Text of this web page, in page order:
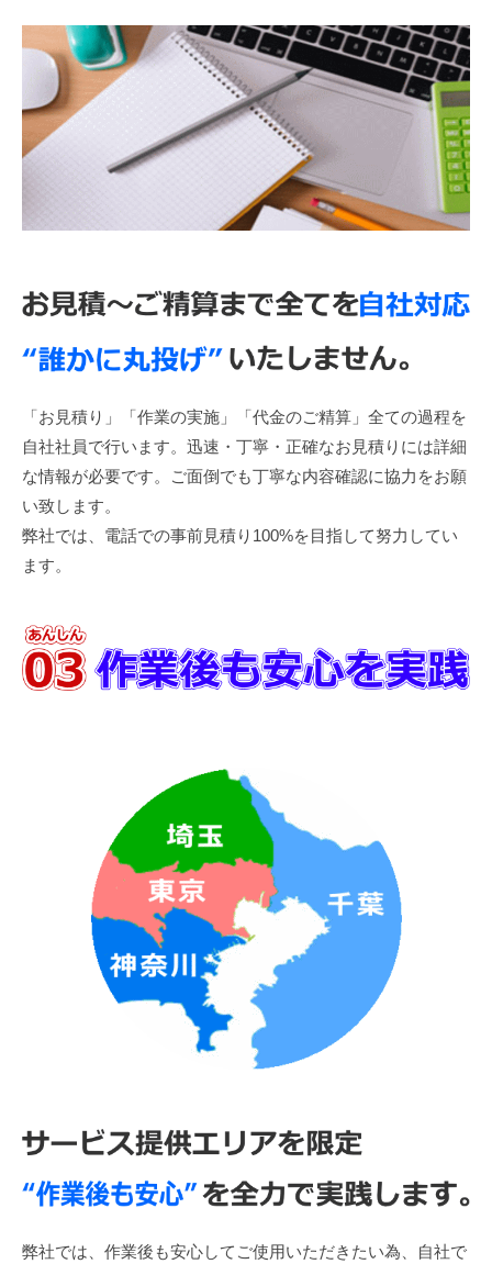
「お見積り」「作業の実施」「代金のご精算」全ての過程を
自社社員で行います。迅速・丁寧・正確なお見積りには詳細
な情報が必要です。ご面倒でも丁寧な内容確認に協力をお願
い致します。
弊社では、電話での事前見積り100%を目指して努力してい
ます。
弊社では、作業後も安心してご使用いただきたい為、自社で